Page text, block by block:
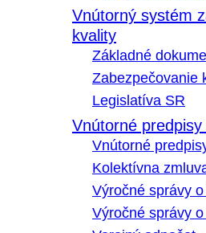
Vnútorný systém
kvality
Základné
Zabezpečovanie
Legislatíva SR
Vnútorné
Vnútorné
Kolektívna
Výročné správy
Výročné správy